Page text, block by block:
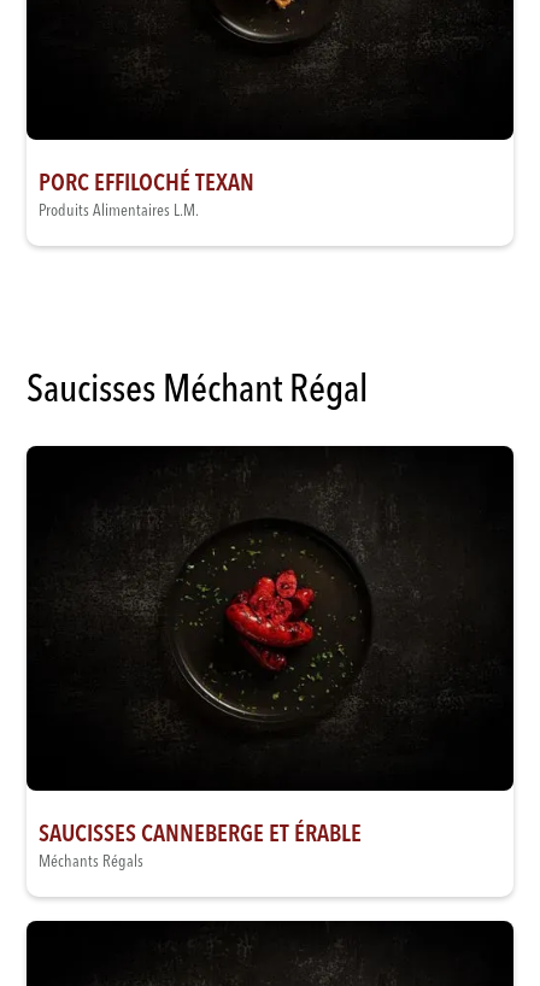
PORC EFFILOCHÉ TEXAN
Produits Alimentaires L.M.
Saucisses Méchant Régal
SAUCISSES CANNEBERGE ET ÉRABLE
Méchants Régals